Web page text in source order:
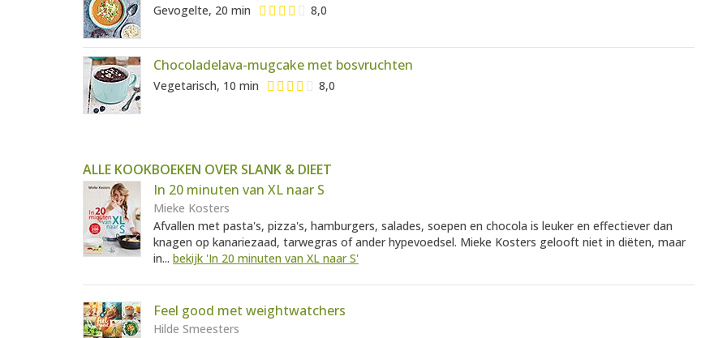
Gevogelte, 20 min 8,0
Chocoladelava-mugcake met bosvruchten
Vegetarisch, 10 min 8,0
ALLE KOOKBOEKEN OVER SLANK & DIEET
In 20 minuten van XL naar S
Mieke Kosters
Afvallen met pasta's, pizza's, hamburgers, salades, soepen en chocola is leuker en effectiever dan
knagen op kanariezaad, tarwegras of ander hypevoedsel. Mieke Kosters gelooft niet in diëten, maar
in... bekijk 'In 20 minuten van XL naar S'
Feel good met weightwatchers
Hilde Smeesters